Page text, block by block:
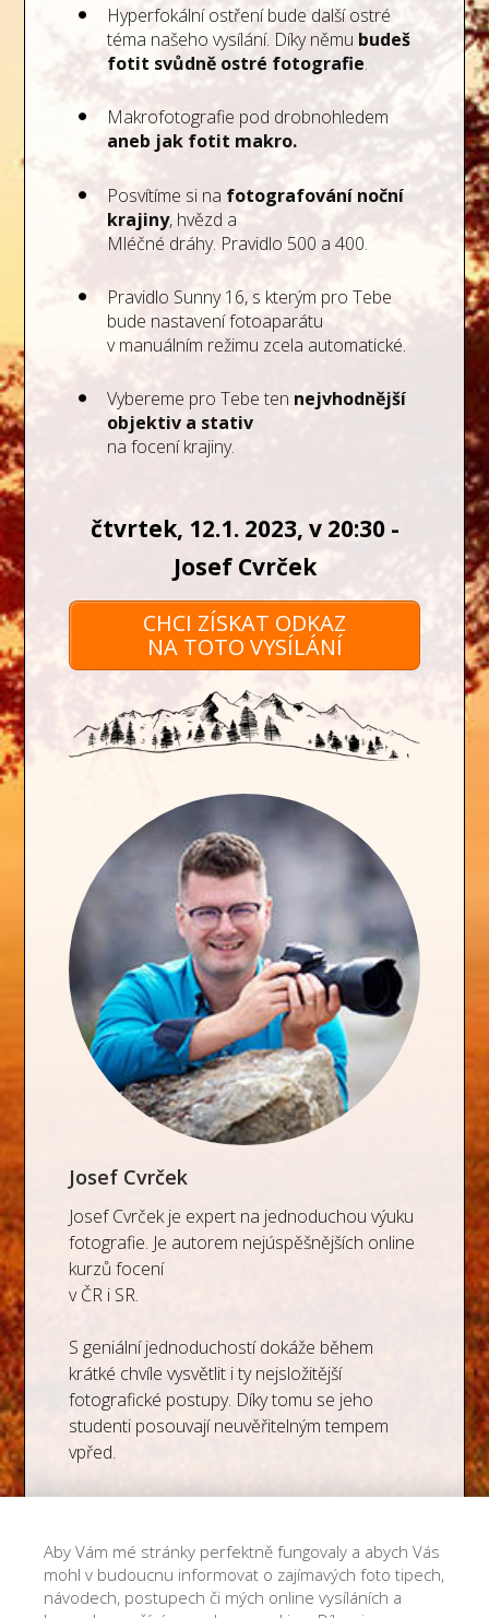
Hyperfokální ostření bude další ostré
téma našeho vysílání. Díky němu budeš
fotit svůdně ostré fotografie.
Makrofotografie pod drobnohledem
aneb jak fotit makro.
Posvítíme si na fotografování noční
krajiny, hvězd a
Mléčné dráhy. Pravidlo 500 a 400.
Pravidlo Sunny 16, s kterým pro Tebe
bude nastavení fotoaparátu
v manuálním režimu zcela automatické.
Vybereme pro Tebe ten nejvhodnější
objektiv a stativ
na focení krajiny.
čtvrtek, 12.1. 2023, v 20:30 -
Josef Cvrček
CHCI ZÍSKAT ODKAZ
NA TOTO VYSÍLÁNÍ
Josef Cvrček
Josef Cvrček je expert na jednoduchou výuku
fotografie. Je autorem nejúspěšnějších online
kurzů focení
v ČR i SR.
S geniální jednoduchostí dokáže během
krátké chvíle vysvětlit i ty nejsložitější
fotografické postupy. Díky tomu se jeho
studenti posouvají neuvěřitelným tempem
vpřed.
Jeho přednášky jsou pro rebely, kteří chtějí
© Josef Cvrček, tel: +420 736 539 719,
cvrcek@josefcvrcek.cz
Aby Vám mé stránky perfektně fungovaly a abych Vás
mohl v budoucnu informovat o zajímavých foto tipech,
návodech, postupech či mých online vysíláních a